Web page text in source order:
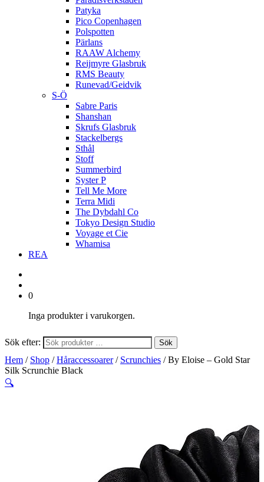
Patyka
Pico Copenhagen
Polspotten
Pärlans
RAAW Alchemy
Reijmyre Glasbruk
RMS Beauty
Runevad/Geidvik
S-Ö
Sabre Paris
Shanshan
Skrufs Glasbruk
Stackelbergs
Sthål
Stoff
Summerbird
Syster P
Tell Me More
Terra Midi
The Dybdahl Co
Tokyo Design Studio
Voyage et Cie
Whamisa
REA
0
Inga produkter i varukorgen.
Sök efter: Sök
Hem / Shop /Håraccessoarer/ Scrunchies / By Eloise – Gold Star
Silk Scrunchie Black
🔍